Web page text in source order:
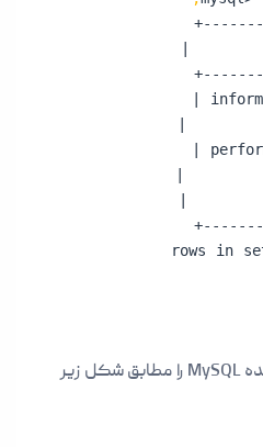
می توانید نسخه نصب شده MySQL را مطابق شکل زیر